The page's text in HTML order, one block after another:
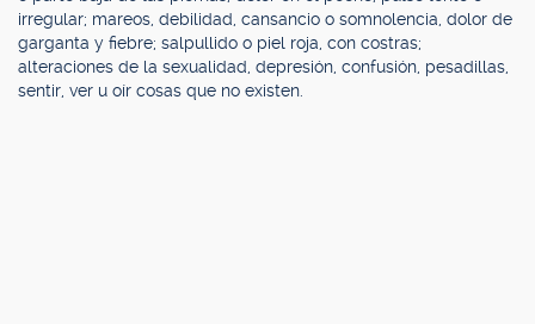
irregular; mareos, debilidad, cansancio o somnolencia, dolor de
garganta y fiebre; salpullido o piel roja, con costras;
alteraciones de la sexualidad, depresión, confusión, pesadillas,
sentir, ver u oír cosas que no existen.